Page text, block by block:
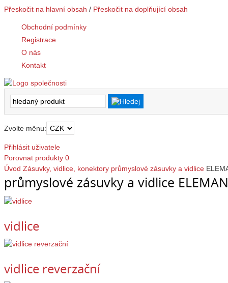
Přeskočit na hlavní obsah / Přeskočit na doplňující obsah
Obchodní podmínky
Registrace
O nás
Kontakt
Zvolte měnu:
Přihlásit uživatele
Porovnat produkty 0
Úvod Zásuvky, vidlice, konektory průmyslové zásuvky a vidlice
průmyslové zásuvky a vidlice
vidlice
vidlice reverzační